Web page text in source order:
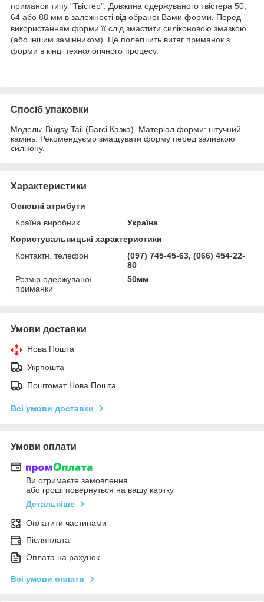
приманок типу "Твістер". Довжина одержуваного твістера 50,
64 або 88 мм в залежності від обраної Вами форми. Перед
використанням форми її слід змастити силіконовою змазкою
(або іншим замінником). Це полегшить витяг приманок з
форми в кінці технологічного процесу.
Спосіб упаковки
Модель: Bugsy Tail (Багсі Казка). Матеріал форми: штучний
камінь. Рекомендуємо змащувати форму перед заливкою
силікону.
Характеристики
Основні атрибути
Країна виробник
Україна
Користувальницькі характеристики
Контактн. телефон
(097) 745-45-63, (066) 454-22-
80
Розмір одержуваної
приманки
50мм
Умови доставки
Нова Пошта
Укрпошта
Поштомат Нова Пошта
Всі умови доставки
Умови оплати
Ви отримаєте замовлення
або гроші повернуться на вашу картку
Детальніше
Оплатити частинами
Післяплата
Оплата на рахунок
Всі умови оплати